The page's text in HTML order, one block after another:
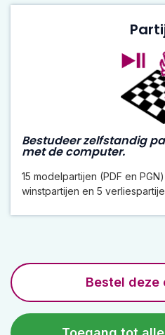
Bestudeer zelfstandig
met de computer.
15 modelpartijen (PDF en
winstpartijen en 5
Bestel deze